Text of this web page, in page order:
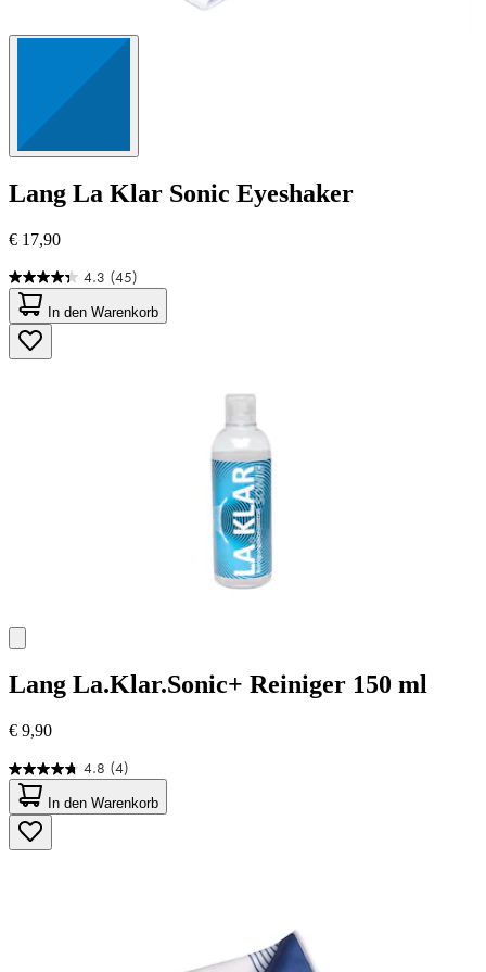
Lang La Klar Sonic Eyeshaker
€ 17,90
4.3 (45)
4.3
von
5
Sternen.
45
In den Warenkorb
Lang La.Klar.Sonic+ Reiniger 150 ml
€ 9,90
4.8 (4)
4.8
von
5
Sternen.
4
In den Warenkorb